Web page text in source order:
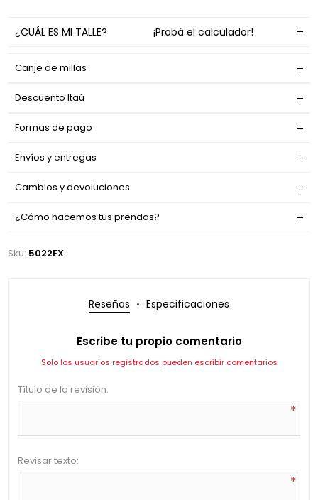
¿CUÁL ES MI TALLE? ¡Probá el calculador!
Canje de millas
Descuento Itaú
Formas de pago
Envíos y entregas
Cambios y devoluciones
¿Cómo hacemos tus prendas?
Sku: 5022FX
Reseñas Especificaciones
Escribe tu propio comentario
Solo los usuarios registrados pueden escribir comentarios
Título de la revisión:
*
Revisar texto:
*